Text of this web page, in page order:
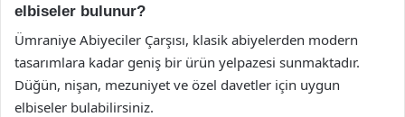
elbiseler bulunur?
Ümraniye Abiyeciler Çarşısı, klasik abiyelerden modern
tasarımlara kadar geniş bir ürün yelpazesi sunmaktadır.
Düğün, nişan, mezuniyet ve özel davetler için uygun
elbiseler bulabilirsiniz.